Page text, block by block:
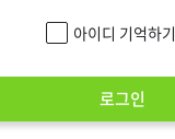
아이디 기억하기
로그인